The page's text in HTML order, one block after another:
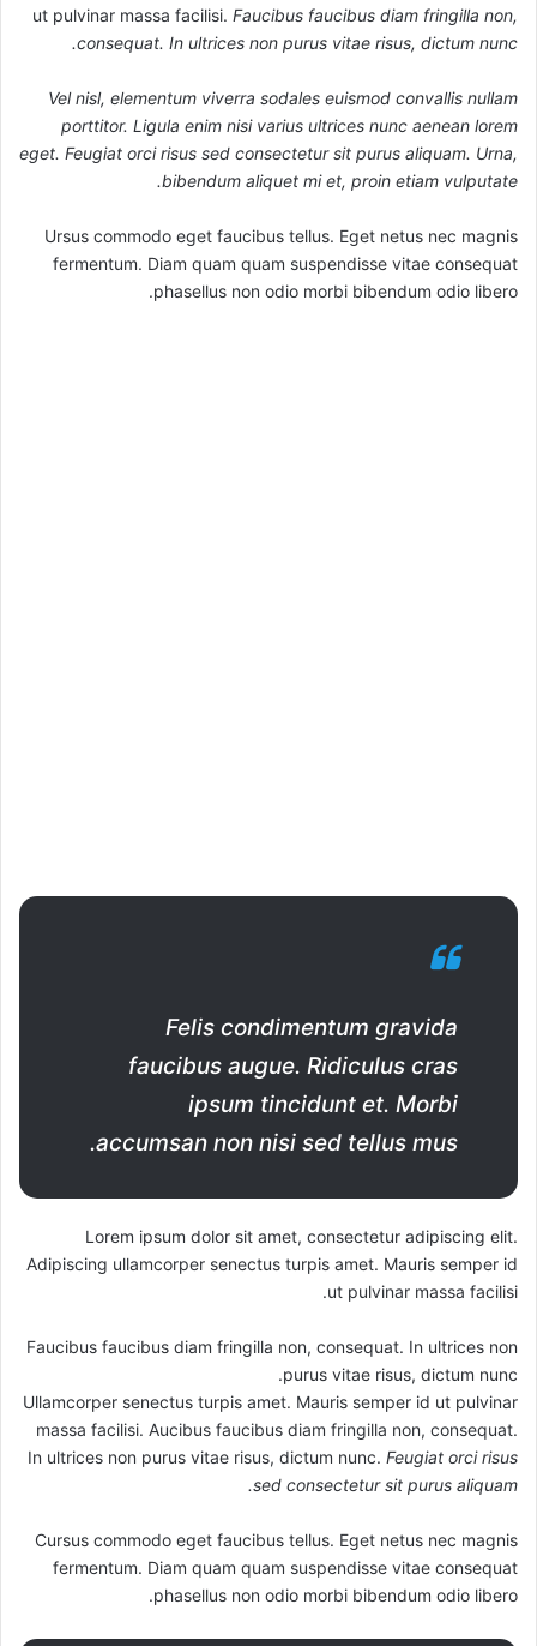
ut pulvinar massa facilisi. Faucibus faucibus diam fringilla non,
consequat. In ultrices non purus vitae risus, dictum nunc.
Vel nisl, elementum viverra sodales euismod convallis nullam
porttitor. Ligula enim nisi varius ultrices nunc aenean lorem
eget. Feugiat orci risus sed consectetur sit purus aliquam. Urna,
bibendum aliquet mi et, proin etiam vulputate.
Ursus commodo eget faucibus tellus. Eget netus nec magnis
fermentum. Diam quam quam suspendisse vitae consequat
phasellus non odio morbi bibendum odio libero.
Felis condimentum gravida
faucibus augue. Ridiculus cras
ipsum tincidunt et. Morbi
accumsan non nisi sed tellus mus.
Lorem ipsum dolor sit amet, consectetur adipiscing elit.
Adipiscing ullamcorper senectus turpis amet. Mauris semper id
ut pulvinar massa facilisi.
Faucibus faucibus diam fringilla non, consequat. In ultrices non
purus vitae risus, dictum nunc.
Ullamcorper senectus turpis amet. Mauris semper id ut pulvinar
massa facilisi. Aucibus faucibus diam fringilla non, consequat.
In ultrices non purus vitae risus, dictum nunc. Feugiat orci risus
sed consectetur sit purus aliquam.
Cursus commodo eget faucibus tellus. Eget netus nec magnis
fermentum. Diam quam quam suspendisse vitae consequat
phasellus non odio morbi bibendum odio libero.